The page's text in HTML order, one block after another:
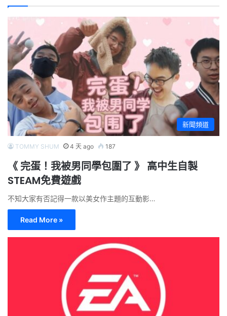
新聞頻道
TOMMY SHUM 4 天 ago 187
《 完蛋！我被男同學包圍了 》 高中生自製
STEAM免費遊戲
不知大家有否記得一款以美女作主題的互動影…
Read More »